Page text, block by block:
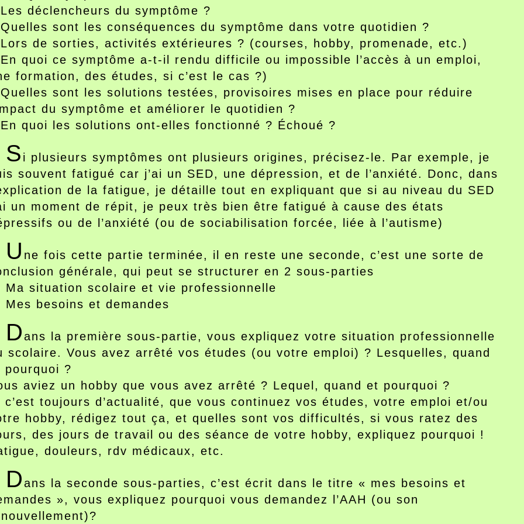
déclencheurs du symptôme ?
sont les conséquences du symptôme dans votre quotidien ?
de sorties, activités extérieures ? (courses, hobby, promenade, etc.)
quoi ce symptôme a-t-il rendu difficile ou impossible l’accès à un emploi,
formation, des études, si c’est le cas ?)
sont les solutions testées, provisoires mises en place pour réduire
du symptôme et améliorer le quotidien ?
quoi les solutions ont-elles fonctionné ? Échoué ?
S i plusieurs symptômes ont plusieurs origines, précisez-le. Par exemple, je
souvent fatigué car j’ai un SED, une dépression, et de l’anxiété. Donc, dans
de la fatigue, je détaille tout en expliquant que si au niveau du SED
un moment de répit, je peux très bien être fatigué à cause des états
ou de l’anxiété (ou de sociabilisation forcée, liée à l’autisme)
U ne fois cette partie terminée, il en reste une seconde, c’est une sorte de
générale, qui peut se structurer en 2 sous-parties
Ma situation scolaire et vie professionnelle
Mes besoins et demandes
Dans la première sous-partie, vous expliquez votre situation professionnelle
scolaire. Vous avez arrêté vos études (ou votre emploi) ? Lesquelles, quand
pourquoi ?
aviez un hobby que vous avez arrêté ? Lequel, quand et pourquoi ?
c’est toujours d’actualité, que vous continuez vos études, votre emploi et/ou
hobby, rédigez tout ça, et quelles sont vos difficultés, si vous ratez des
des jours de travail ou des séance de votre hobby, expliquez pourquoi !
douleurs, rdv médicaux, etc.
Dans la seconde sous-parties, c’est écrit dans le titre « mes besoins et
», vous expliquez pourquoi vous demandez l’AAH (ou son